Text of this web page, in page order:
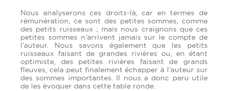
Nous analyserons ces droits-là, car en termes de
rémunération, ce sont des petites sommes, comme
des petits ruisseaux ; mais nous craignons que ces
petites sommes n’arrivent jamais sur le compte de
l’auteur. Nous savons également que les petits
ruisseaux faisant de grandes rivières ou, en étant
optimiste, des petites rivières faisant de grands
fleuves, cela peut finalement échapper à l’auteur sur
des sommes importantes. Il nous a donc paru utile
de les évoquer dans cette table ronde.